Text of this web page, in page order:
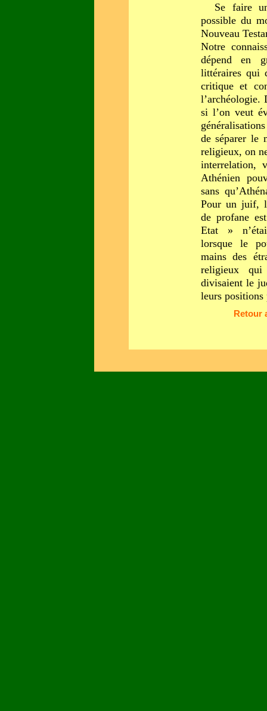
Se faire
possible du
Nouveau
Notre
dépend en
littéraires qui
critique et
l’archéologie.
si l’on veut
de séparer le
religieux, on
interrelation,
Athénien
sans
Pour un juif,
de profane
Etat »
lorsque le
mains des
religieux qui
divisaient le
leurs positions
Retour